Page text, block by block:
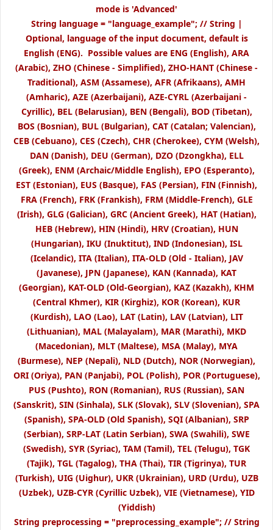
mode is 'Advanced'
String language = "language_example"; // String |
Optional, language of the input document, default is
English (ENG). Possible values are ENG (English), ARA
(Arabic), ZHO (Chinese - Simplified), ZHO-HANT (Chinese -
Traditional), ASM (Assamese), AFR (Afrikaans), AMH
(Amharic), AZE (Azerbaijani), AZE-CYRL (Azerbaijani -
Cyrillic), BEL (Belarusian), BEN (Bengali), BOD (Tibetan),
BOS (Bosnian), BUL (Bulgarian), CAT (Catalan; Valencian),
CEB (Cebuano), CES (Czech), CHR (Cherokee), CYM (Welsh),
DAN (Danish), DEU (German), DZO (Dzongkha), ELL
(Greek), ENM (Archaic/Middle English), EPO (Esperanto),
EST (Estonian), EUS (Basque), FAS (Persian), FIN (Finnish),
FRA (French), FRK (Frankish), FRM (Middle-French), GLE
(Irish), GLG (Galician), GRC (Ancient Greek), HAT (Hatian),
HEB (Hebrew), HIN (Hindi), HRV (Croatian), HUN
(Hungarian), IKU (Inuktitut), IND (Indonesian), ISL
(Icelandic), ITA (Italian), ITA-OLD (Old - Italian), JAV
(Javanese), JPN (Japanese), KAN (Kannada), KAT
(Georgian), KAT-OLD (Old-Georgian), KAZ (Kazakh), KHM
(Central Khmer), KIR (Kirghiz), KOR (Korean), KUR
(Kurdish), LAO (Lao), LAT (Latin), LAV (Latvian), LIT
(Lithuanian), MAL (Malayalam), MAR (Marathi), MKD
(Macedonian), MLT (Maltese), MSA (Malay), MYA
(Burmese), NEP (Nepali), NLD (Dutch), NOR (Norwegian),
ORI (Oriya), PAN (Panjabi), POL (Polish), POR (Portuguese),
PUS (Pushto), RON (Romanian), RUS (Russian), SAN
(Sanskrit), SIN (Sinhala), SLK (Slovak), SLV (Slovenian), SPA
(Spanish), SPA-OLD (Old Spanish), SQI (Albanian), SRP
(Serbian), SRP-LAT (Latin Serbian), SWA (Swahili), SWE
(Swedish), SYR (Syriac), TAM (Tamil), TEL (Telugu), TGK
(Tajik), TGL (Tagalog), THA (Thai), TIR (Tigrinya), TUR
(Turkish), UIG (Uighur), UKR (Ukrainian), URD (Urdu), UZB
(Uzbek), UZB-CYR (Cyrillic Uzbek), VIE (Vietnamese), YID
(Yiddish)
String preprocessing = "preprocessing_example"; // String